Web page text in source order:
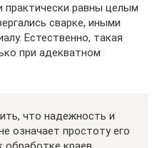
равны целым
сварке, иными
Естественно, такая
при адекватном
что надежность и
означает простоту его